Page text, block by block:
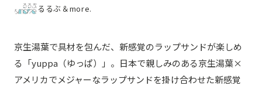
るるぶ＆more.
京生湯葉で具材を包んだ、新感覚のラップサンドが楽しめ
る「yuppa（ゆっぱ）」。日本で親しみのある京生湯葉×
アメリカでメジャーなラップサンドを掛け合わせた新感覚